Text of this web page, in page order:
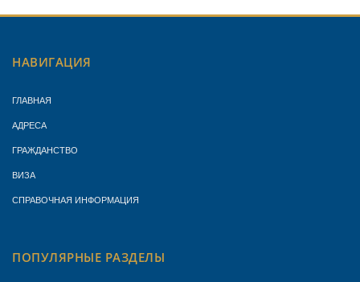
НАВИГАЦИЯ
ГЛАВНАЯ
АДРЕСА
ГРАЖДАНСТВО
ВИЗА
СПРАВОЧНАЯ ИНФОРМАЦИЯ
ПОПУЛЯРНЫЕ РАЗДЕЛЫ